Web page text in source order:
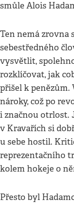
smůle Alois
Ten nemá
sebestředného
vysvětlit,
rozklíčovat, jak
přišel k penězům.
nároky, což po
i značnou otrlost.
v Kravařích si
u sebe hostil.
reprezentačního
kolem hokeje o
Přesto byl